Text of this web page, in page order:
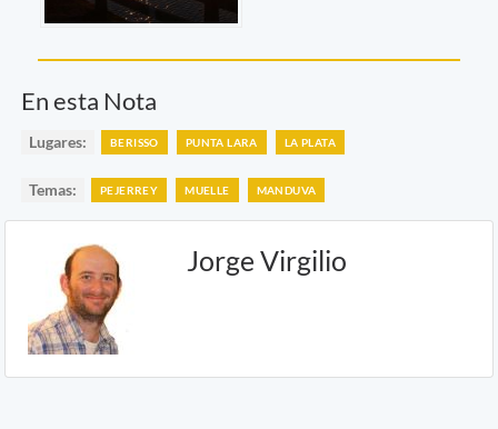
En esta Nota
Lugares: BERISSO PUNTA LARA LA PLATA
Temas: PEJERREY MUELLE MANDUVA
Jorge Virgilio